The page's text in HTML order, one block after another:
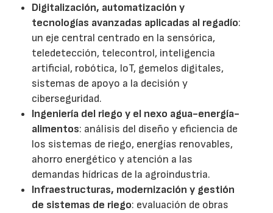
Digitalización, automatización y
tecnologías avanzadas aplicadas al regadío:
un eje central centrado en la sensórica,
teledetección, telecontrol, inteligencia
artificial, robótica, IoT, gemelos digitales,
sistemas de apoyo a la decisión y
ciberseguridad.
Ingeniería del riego y el nexo agua-energía-
alimentos: análisis del diseño y eficiencia de
los sistemas de riego, energías renovables,
ahorro energético y atención a las
demandas hídricas de la agroindustria.
Infraestructuras, modernización y gestión
de sistemas de riego: evaluación de obras